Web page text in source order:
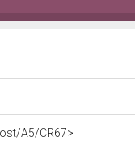
A5/CR67>